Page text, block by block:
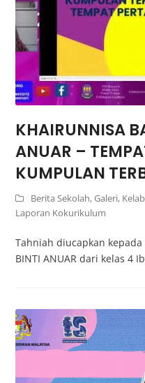
KHAIRUNNISA
ANUAR –
KUMPULAN
Berita Sekolah,Galeri,
Laporan Kokurikulum
Tahniah diucapkan kepada
BINTI ANUAR dari kelas 4